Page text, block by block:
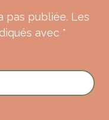
pas publiée. Les
avec *